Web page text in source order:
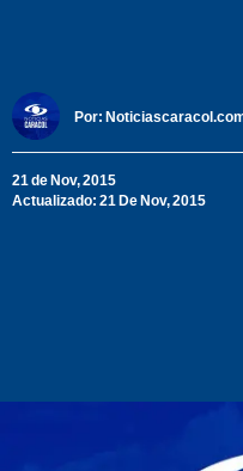
Por:
21 de Nov, 2015
Actualizado: 21 De Nov, 2015